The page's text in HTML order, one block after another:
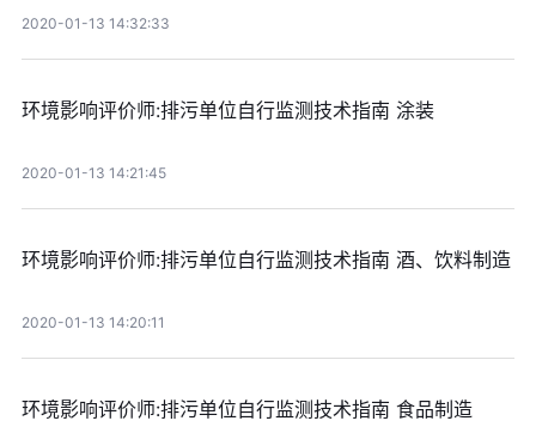
2020-01-13 14:32:33
环境影响评价师:排污单位自行监测技术指南 涂装
2020-01-13 14:21:45
环境影响评价师:排污单位自行监测技术指南 酒、饮料制造
2020-01-13 14:20:11
环境影响评价师:排污单位自行监测技术指南 食品制造